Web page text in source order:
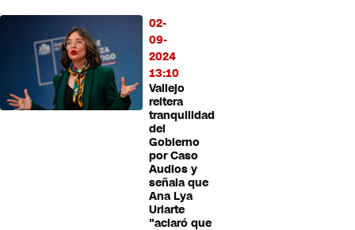
02-
09-
2024
13:10
Vallejo
reitera
tranquilidad
del
Gobierno
por Caso
Audios y
señala que
Ana Lya
Uriarte
"aclaró que